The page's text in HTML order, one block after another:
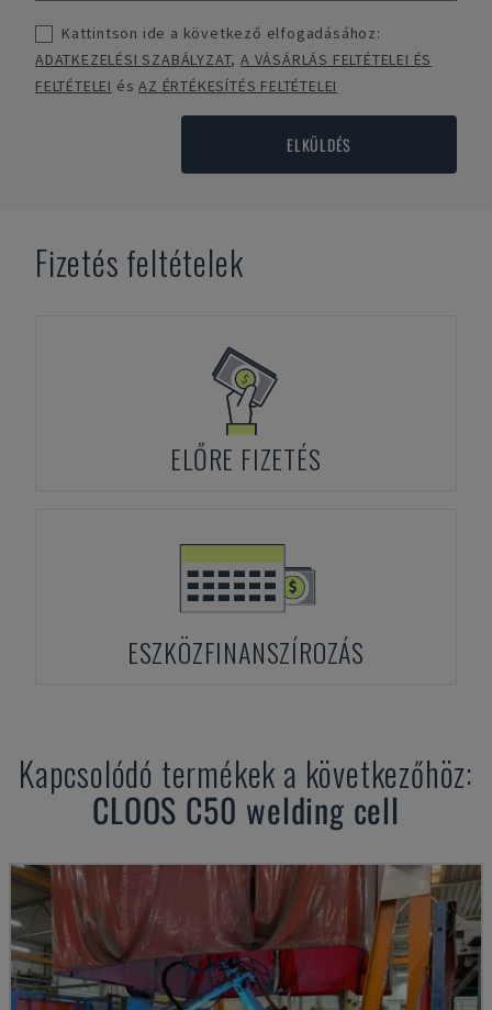
Kattintson ide a következő elfogadásához:
ADATKEZELÉSI SZABÁLYZAT,A VÁSÁRLÁS FELTÉTELEI ÉS
FELTÉTELEI ésAZ ÉRTÉKESÍTÉS FELTÉTELEI
ELKÜLDÉS
Fizetés feltételek
ELŐRE FIZETÉS
ESZKÖZFINANSZÍROZÁS
Kapcsolódó termékek a következőhöz:
CLOOS C50 welding cell